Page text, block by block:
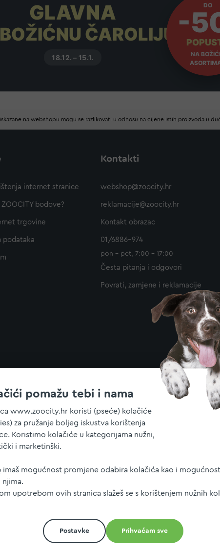
pomažu tebi i nama
www.zoocity.hr koristi (pseće) kolačiće
za pružanje boljeg iskustva korištenja
Koristimo kolačiće u kategorijama nužni,
i marketinški.
imaš mogućnost promjene odabira kolačića kao i mogućnost
njima.
upotrebom ovih stranica slažeš se s korištenjem nužnih
Postavke Prihvaćam sve
GLAVNA
ČAROLIJU
18.12. – 15.1.
DO
-
NA
na webshopu mogu se razlikovati u odnosu na cijene istih proizvoda u
internet stranice
bodove?
trgovine
podataka
Kontakti
webshop@zoocity.hr
reklamacije@zoocity.hr
Kontakt obrazac
01/6886-974
pon - pet, 7:00 - 17:00
Česta pitanja i odgovori
Povrati, zamjene i reklamacije